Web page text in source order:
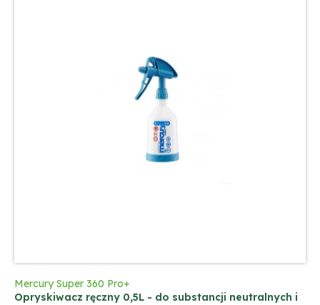
Mercury Super 360 Pro+
Opryskiwacz ręczny 0,5L - do substancji neutralnych i